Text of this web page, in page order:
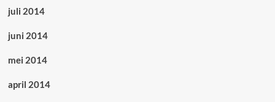
juli 2014
juni 2014
mei 2014
april 2014